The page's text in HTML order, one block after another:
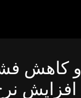
و کاهش
افزایش